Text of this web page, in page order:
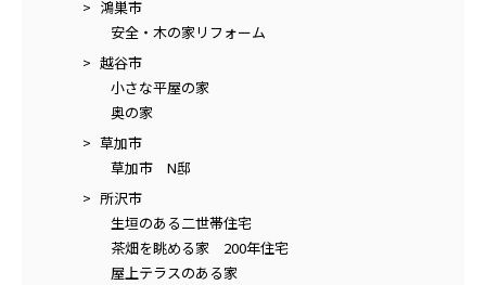
鴻巣市
安全・木の家リフォーム
越谷市
小さな平屋の家
奥の家
草加市
草加市 N邸
所沢市
生垣のある二世帯住宅
茶畑を眺める家 200年住宅
屋上テラスのある家